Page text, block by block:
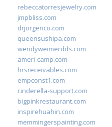
rebeccatorresjewelry.com
jmpbliss.com
drjorgerico.com
queensushipa.com
wendyweimerdds.com
ameri-camp.com
hrsreceivables.com
empconst1.com
cinderella-support.com
bigpinkrestaurant.com
inspirehuahin.com
memmingerspainting.com